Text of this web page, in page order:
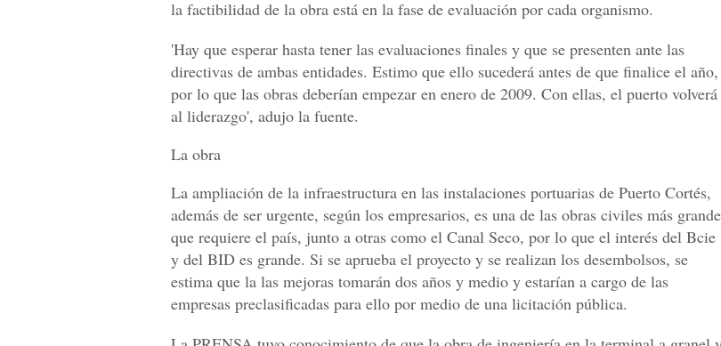
la factibilidad de la obra está en la fase de evaluación por cada organismo.
'Hay que esperar hasta tener las evaluaciones finales y que se presenten ante las
directivas de ambas entidades. Estimo que ello sucederá antes de que finalice el año,
por lo que las obras deberían empezar en enero de 2009. Con ellas, el puerto volverá
al liderazgo', adujo la fuente.
La obra
La ampliación de la infraestructura en las instalaciones portuarias de Puerto Cortés,
además de ser urgente, según los empresarios, es una de las obras civiles más
que requiere el país, junto a otras como el Canal Seco, por lo que el interés del Bcie
y del BID es grande. Si se aprueba el proyecto y se realizan los desembolsos, se
estima que la las mejoras tomarán dos años y medio y estarían a cargo de las
empresas preclasificadas para ello por medio de una licitación pública.